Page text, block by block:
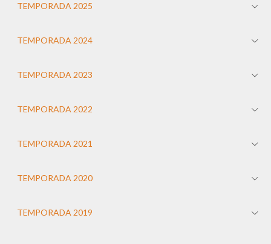
TEMPORADA 2025
TEMPORADA 2024
TEMPORADA 2023
TEMPORADA 2022
TEMPORADA 2021
TEMPORADA 2020
TEMPORADA 2019